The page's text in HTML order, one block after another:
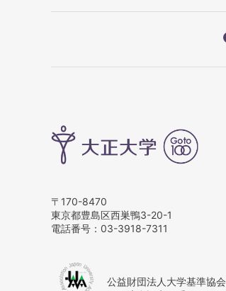
〒170-8470
東京都豊島区西巣鴨3-20-1
電話番号： 03-3918-7311
公益財団法人大学基準協会